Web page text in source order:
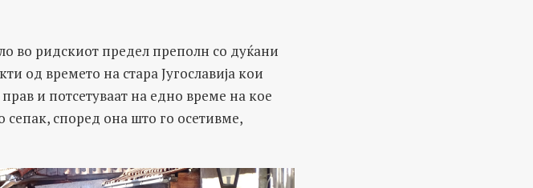
во ридскиот предел преполн со дуќани
од времето на стара Југославија кои
и потсетуваат на едно време на кое
сепак, според она што го осетивме,